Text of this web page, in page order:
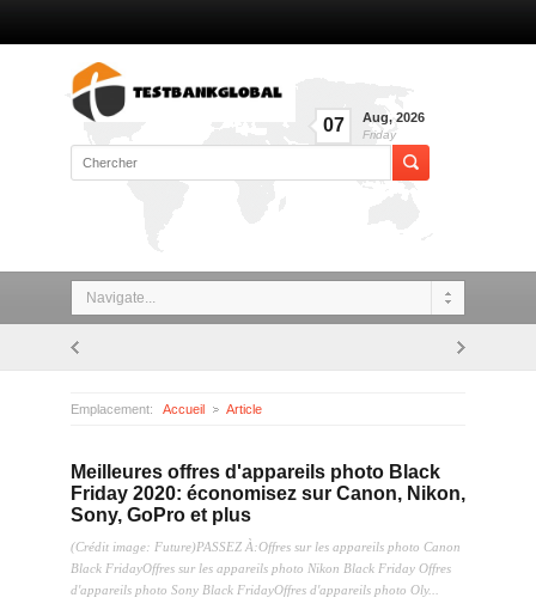
07 Aug, 2026
Friday
Navigate...
Emplacement: Accueil Article
Meilleures offres d'appareils photo Black
Friday 2020: économisez sur Canon, Nikon,
Sony, GoPro et plus
(Crédit image: Future)PASSEZ À:Offres sur les appareils photo Canon
Black FridayOffres sur les appareils photo Nikon Black Friday Offres
d'appareils photo Sony Black FridayOffres d'appareils photo Oly...